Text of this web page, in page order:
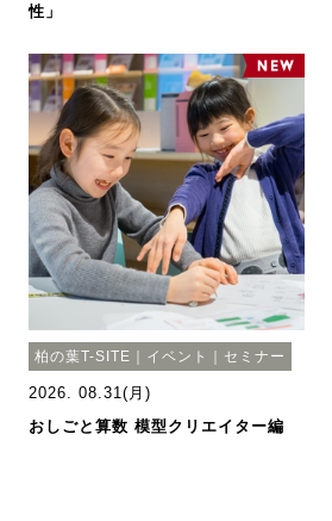
性」
柏の葉T-SITE｜イベント｜セミナー
2026. 08.31(月)
おしごと算数 模型クリエイター編